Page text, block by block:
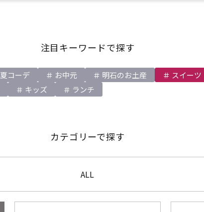
注目キーワードで探す
夏コーデ お中元 明石のお土産 スイーツ
キッズ ランチ
カテゴリーで探す
ALL